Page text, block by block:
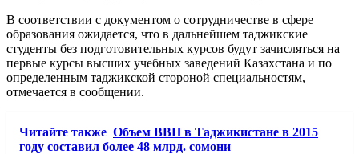
В соответствии с документом о сотрудничестве в сфере
образования ожидается, что в дальнейшем таджикские
студенты без подготовительных курсов будут зачисляться на
первые курсы высших учебных заведений Казахстана и по
определенным таджикской стороной специальностям,
отмечается в сообщении.
Читайте также Объем ВВП в Таджикистане в 2015
году составил более 48 млрд. сомони